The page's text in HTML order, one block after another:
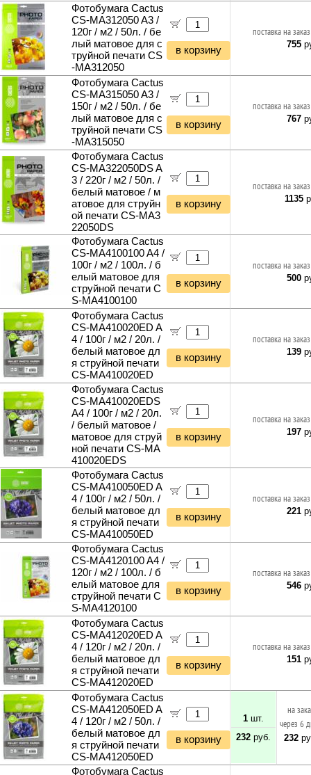
Кабели питания 220V
Кабели антенные
Кабель коаксиальный (бухты)
Кабель сетевой (патч-корды)
Кабель сетевой (бухты)
Кабель телефонный
Кабель силовой (бухты)
Аксессуары для майнинга
Планки и панели портов
Органайзеры для кабелей
Стяжки для кабелей
Кабели и переходники прочие
Наборы инструментов
Автокосметика и автохимия
Автожидкости
Автомасла
Аксессуары для автомобиля
Минимойки
Поливочное оборудование
Кусторезы и садовые ножницы
Садовые измельчители
Газонокосилки и триммеры
Культиваторы и мотоблоки
Снегоуборщики и подметальщики
Мотобуры
Отбойные молотки
Вибротехника
Бетономешалки
Садовые инструменты
Наборы инструментов
Хранение инструментов
Удлинители силовые
Фонари и мобильные светильники
Мультитулы и ножи
Инструменты и техника прочее
Светодиодные светильники
Светодиодные ленты
Блоки питания для светодиодных лент
Светодиодные прожекторы
Фитосветильники и фитолампы
Светильники настольные
Фонари и мобильные светильники
Ночники и декоративные светильники
Гирлянды и гибкий неон
Фотобумага Cactus
CS-MA312050 A3 /
120г / м2 / 50л. / бе
лый матовое для с
труйной печати CS
-MA312050
в корзину
поставка на
755
Фотобумага Cactus
CS-MA315050 A3 /
150г / м2 / 50л. / бе
лый матовое для с
труйной печати CS
-MA315050
в корзину
поставка на
767
Фотобумага Cactus
CS-MA322050DS A
3 / 220г / м2 / 50л. /
белый матовое / м
атовое для струйн
ой печати CS-MA3
22050DS
в корзину
поставка на
1135
Фотобумага Cactus
CS-MA4100100 A4 /
100г / м2 / 100л. / б
елый матовое для
струйной печати C
S-MA4100100
в корзину
поставка на
500
Фотобумага Cactus
CS-MA410020ED A
4 / 100г / м2 / 20л. /
белый матовое дл
я струйной печати
CS-MA410020ED
в корзину
поставка на
139
Фотобумага Cactus
CS-MA410020EDS
A4 / 100г / м2 / 20л.
/ белый матовое /
матовое для струй
ной печати CS-MA
410020EDS
в корзину
поставка на
197
Фотобумага Cactus
CS-MA410050ED A
4 / 100г / м2 / 50л. /
белый матовое дл
я струйной печати
CS-MA410050ED
в корзину
поставка на
221
Фотобумага Cactus
CS-MA4120100 A4 /
120г / м2 / 100л. / б
елый матовое для
струйной печати C
S-MA4120100
в корзину
поставка на
546
Фотобумага Cactus
CS-MA412020ED A
4 / 120г / м2 / 20л. /
белый матовое дл
я струйной печати
CS-MA412020ED
в корзину
поставка на
151
Фотобумага Cactus
CS-MA412050ED A
4 / 120г / м2 / 50л. /
белый матовое дл
я струйной печати
CS-MA412050ED
в корзину
1 шт.
232 руб.
на
через 6
232
Фотобумага Cactus